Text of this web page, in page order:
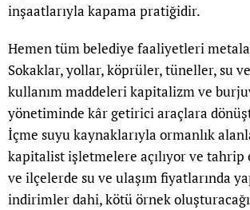
inşaatlarıyla kapama pratiğidir.
Hemen tüm belediye faaliyetleri
Sokaklar, yollar, köprüler, tüneller, su
kullanım maddeleri kapitalizm ve
yönetiminde kâr getirici araçlara
İçme suyu kaynaklarıyla ormanlık
kapitalist işletmelere açılıyor ve tahrip
ve ilçelerde su ve ulaşım fiyatlarında
indirimler dahi, kötü örnek